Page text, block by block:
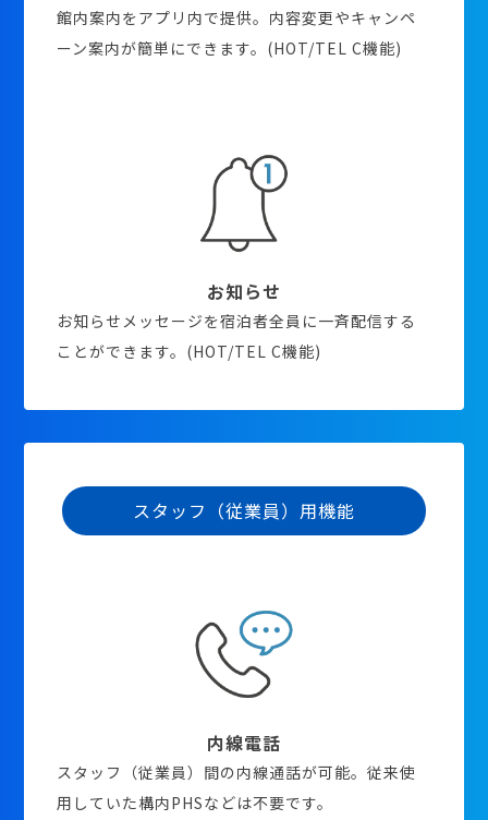
館内案内をアプリ内で提供。内容変更やキャンペ
ーン案内が簡単にできます。(HOT/TEL C機能)
お知らせ
お知らせメッセージを宿泊者全員に一斉配信する
ことができます。(HOT/TEL C機能)
スタッフ（従業員）用機能
内線電話
スタッフ（従業員）間の内線通話が可能。従来使
用していた構内PHSなどは不要です。